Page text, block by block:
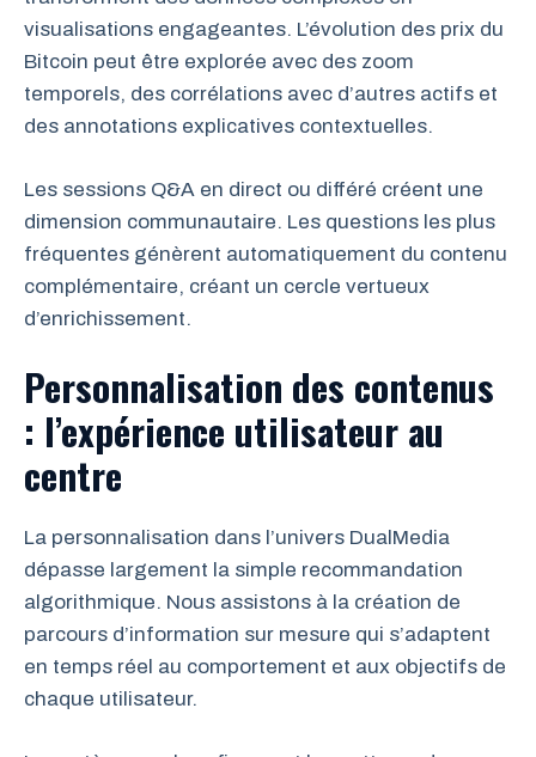
visualisations engageantes. L’évolution des prix du
Bitcoin peut être explorée avec des zoom
temporels, des corrélations avec d’autres actifs et
des annotations explicatives contextuelles.
Les sessions Q&A en direct ou différé créent une
dimension communautaire. Les questions les plus
fréquentes génèrent automatiquement du contenu
complémentaire, créant un cercle vertueux
d’enrichissement.
Personnalisation des contenus
: l’expérience utilisateur au
centre
La personnalisation dans l’univers DualMedia
dépasse largement la simple recommandation
algorithmique. Nous assistons à la création de
parcours d’information sur mesure qui s’adaptent
en temps réel au comportement et aux objectifs de
chaque utilisateur.